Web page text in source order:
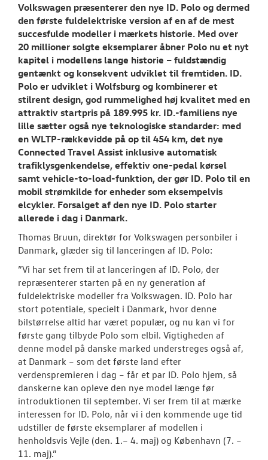
Volkswagen præsenterer den nye ID. Polo og dermed
den første fuldelektriske version af en af de mest
succesfulde modeller i mærkets historie. Med over
20 millioner solgte eksemplarer åbner Polo nu et nyt
kapitel i modellens lange historie – fuldstændig
gentænkt og konsekvent udviklet til fremtiden. ID.
Polo er udviklet i Wolfsburg og kombinerer et
stilrent design, god rummelighed høj kvalitet med en
attraktiv startpris på 189.995 kr. ID.-familiens nye
lille sætter også nye teknologiske standarder: med
en WLTP-rækkevidde på op til 454 km, det nye
Connected Travel Assist inklusive automatisk
trafiklysgenkendelse, effektiv one-pedal kørsel
samt vehicle-to-load-funktion, der gør ID. Polo til en
mobil strømkilde for enheder som eksempelvis
elcykler. Forsalget af den nye ID. Polo starter
allerede i dag i Danmark.
Thomas Bruun, direktør for Volkswagen personbiler i
Danmark, glæder sig til lanceringen af ID. Polo:
”Vi har set frem til at lanceringen af ID. Polo, der
repræsenterer starten på en ny generation af
fuldelektriske modeller fra Volkswagen. ID. Polo har
stort potentiale, specielt i Danmark, hvor denne
bilstørrelse altid har været populær, og nu kan vi for
første gang tilbyde Polo som elbil. Vigtigheden af
denne model på danske marked understreges også af,
at Danmark – som det første land efter
verdenspremieren i dag – får et par ID. Polo hjem, så
danskerne kan opleve den nye model længe før
introduktionen til september. Vi ser frem til at mærke
interessen for ID. Polo, når vi i den kommende uge tid
udstiller de første eksemplarer af modellen i
henholdsvis Vejle (den. 1.– 4. maj) og København (7. –
11. maj).”